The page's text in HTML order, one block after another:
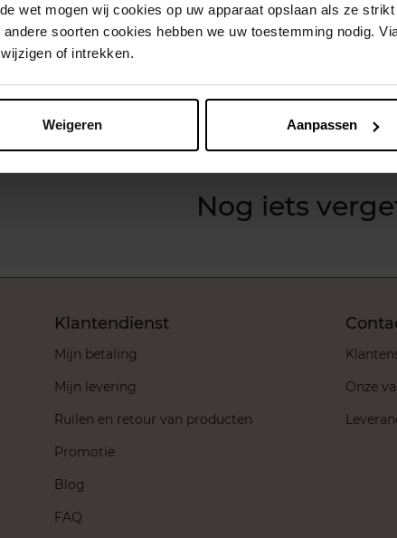
wet mogen wij cookies op uw apparaat opslaan als ze
andere soorten cookies hebben we uw toestemming nodig.
of intrekken.
Weigeren Aanpassen
Nog iets
Klantendienst
Mijn betaling
Mijn levering
Ruilen en retour van producten
Promotie
Blog
FAQ
Onze